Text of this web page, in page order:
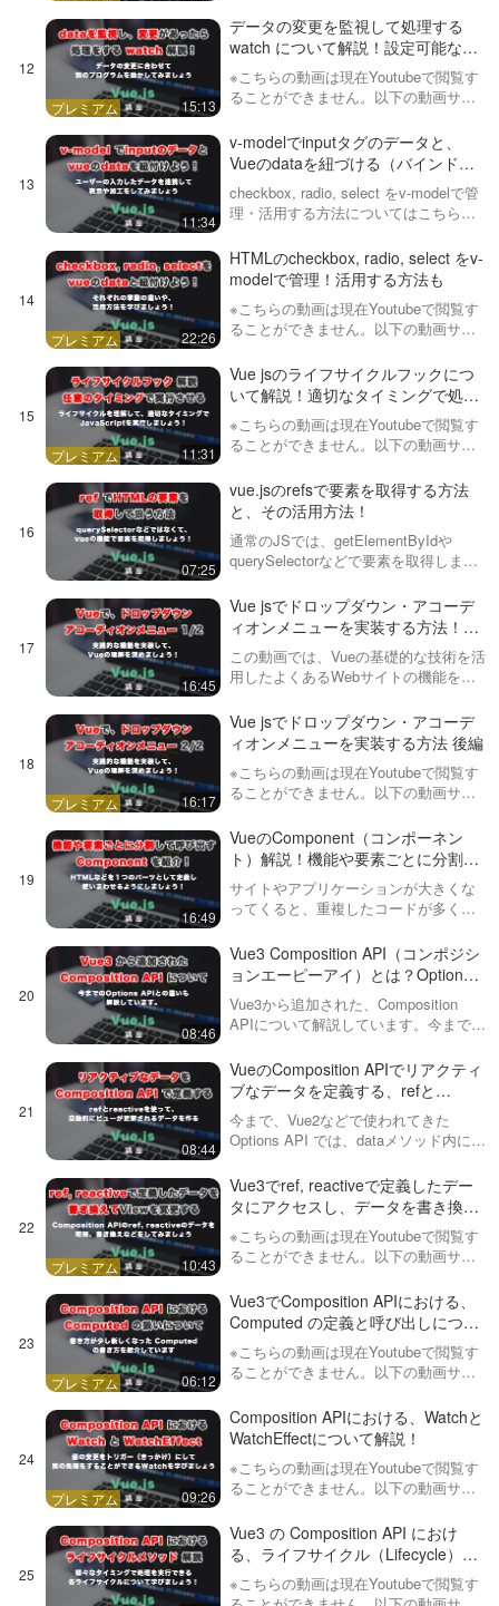
ることで閲覧可能です。https://factory-
programming-mv.co…
15:13
データの変更を監視して処理する
watch について解説！設定可能な引
数やオプションも
※こちらの動画は現在Youtubeで閲覧す
ることができません。以下の動画サー
ることで閲覧可能です。https://factory-
programming-mv.co…
11:34
v-modelでinputタグのデータと、
Vueのdataを紐づける（バインドす
る）方法とその活用方法
checkbox, radio, select をv-modelで管
理・活用する方法についてはこちら
mv.com/video/qT4OFD7S…
22:26
HTMLのcheckbox, radio, select をv-
modelで管理！活用する方法も
※こちらの動画は現在Youtubeで閲覧す
ることができません。以下の動画サー
ることで閲覧可能です。https://factory-
programming-mv.co…
11:31
Vue jsのライフサイクルフックにつ
いて解説！適切なタイミングで処理
させる方法
※こちらの動画は現在Youtubeで閲覧す
ることができません。以下の動画サー
ることで閲覧可能です。https://factory-
programming-mv.co…
07:25
vue.jsのrefsで要素を取得する方法
と、その活用方法！
通常のJSでは、getElementByIdや
querySelectorなどで要素を取得します
得・参照することができます。この動
画では、実際の使い方と、v-fo…
16:45
Vue jsでドロップダウン・アコーデ
ィオンメニューを実装する方法！前
編
この動画では、Vueの基礎的な技術を活
用したよくあるWebサイトの機能を実
ン（dropdown）・アコーディオン
（accordion）メニューを実装していき
ますが、…
16:17
Vue jsでドロップダウン・アコーデ
ィオンメニューを実装する方法 後編
※こちらの動画は現在Youtubeで閲覧す
ることができません。以下の動画サー
ることで閲覧可能です。https://factory-
programming-mv.co…
16:49
VueのComponent（コンポーネン
ト）解説！機能や要素ごとに分割し
て、呼び出せるようにしましょう！
サイトやアプリケーションが大きくな
ってくると、重複したコードが多くな
て便利なのが、このComponent（コン
ポーネント）です。引数などで、呼び
出す際にテキストや属…
08:46
Vue3 Composition API（コンポジシ
ョンエーピーアイ）とは？Options
API との違い
Vue3から追加された、Composition
APIについて解説しています。今まで
れてしまうことにより、視覚的にみづ
らくなってしまっていた問題を解決す
るものです。…
08:44
VueのComposition APIでリアクティ
ブなデータを定義する、refと
reactiveについて
今まで、Vue2などで使われてきた
Options API では、dataメソッド内にデ
なデータを定義してきました。Vue3で
はComposition APIが導入さ…
10:43
Vue3でref, reactiveで定義したデー
タにアクセスし、データを書き換え
る方法
※こちらの動画は現在Youtubeで閲覧す
ることができません。以下の動画サー
ることで閲覧可能です。https://factory-
programming-mv.co…
06:12
Vue3でComposition APIにおける、
Computed の定義と呼び出しについ
て
※こちらの動画は現在Youtubeで閲覧す
ることができません。以下の動画サー
ることで閲覧可能です。https://factory-
programming-mv.co…
09:26
Composition APIにおける、Watchと
WatchEffectについて解説！
※こちらの動画は現在Youtubeで閲覧す
ることができません。以下の動画サー
ることで閲覧可能です。https://factory-
programming-mv.co…
Vue3 の Composition API におけ
る、ライフサイクル（Lifecycle）メ
ソッドについて
※こちらの動画は現在Youtubeで閲覧す